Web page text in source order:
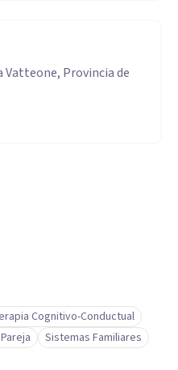
Vatteone, Provincia de
Cognitivo-Conductual
Sistemas Familiares